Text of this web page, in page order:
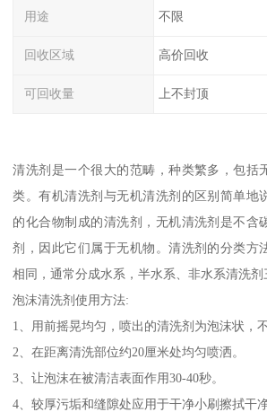
用途 不限
回收区域 高价回收
可回收量 上不封顶
清洗剂是一个很大的范畴，种类繁多，包括
类。有机清洗剂与无机清洗剂的区别简单地
的化合物制成的清洗剂，无机清洗剂是不含
剂，因此它们属于无机物。清洗剂的分类方
相同，通常分成水系，半水系、非水系清洗剂
泡沫清洗剂使用方法:
1、用前摇晃均匀，喷出的清洗剂为泡沫状，
2、在距离清洗部位约20厘米处均匀喷洒。
3、让泡沫在被清洁表面作用30-40秒。
4、较厚污垢和缝隙处应用于干净小刷擦拭干净